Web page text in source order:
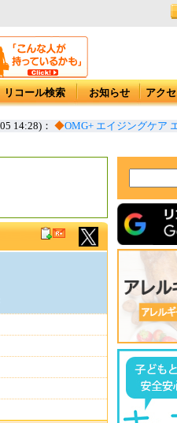
リコール検索 お知らせ アク
14:28)： ◆OMG+ エイジングケア エ